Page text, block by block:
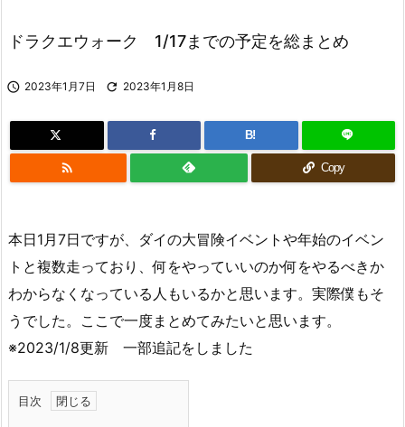
ドラクエウォーク 1/17までの予定を総まとめ
 2023年1月7日  2023年1月8日
B!
 Copy
本日1月7日ですが、ダイの大冒険イベントや年始のイベン
トと複数走っており、何をやっていいのか何をやるべきか
わからなくなっている人もいるかと思います。実際僕もそ
うでした。ここで一度まとめてみたいと思います。
※2023/1/8更新 一部追記をしました
目次